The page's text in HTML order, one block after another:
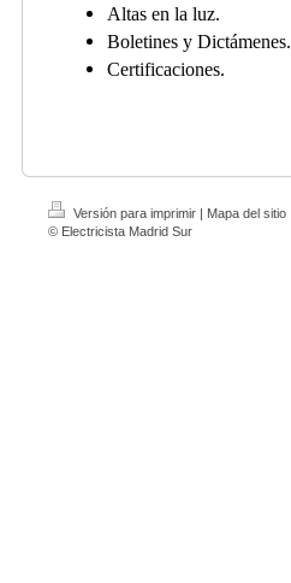
Altas en la luz.
Boletines y Dictámenes.
Certificaciones.
Versión para imprimir | Mapa del sitio
© Electricista Madrid Sur